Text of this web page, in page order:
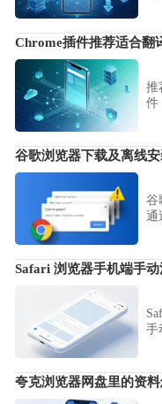
置
Chrome插件推荐适合翻
推
件
谷歌浏览器下载及离线
谷
通
Safari 浏览器手机端手
手
夸克浏览器网盘里的资